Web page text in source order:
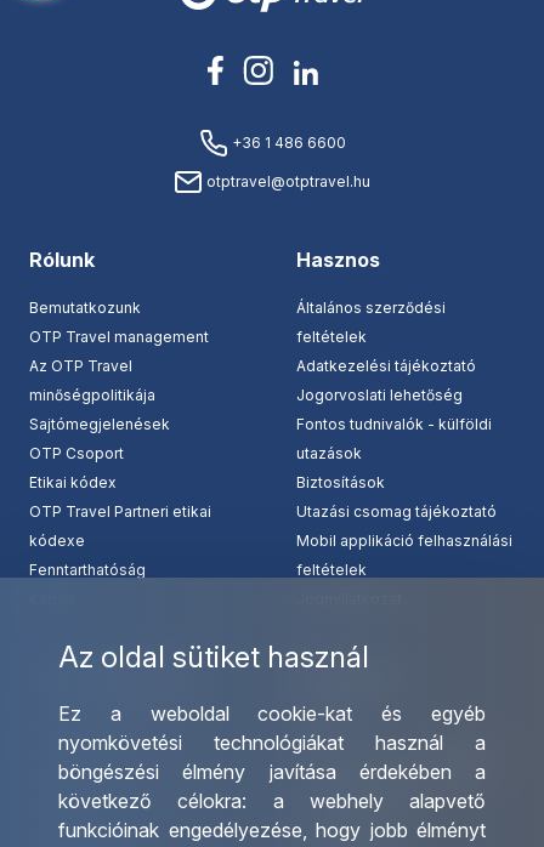
Az oldal sütiket használ
Ez a weboldal cookie-kat és egyéb
nyomkövetési technológiákat használ a
böngészési élmény javítása érdekében a
következő célokra: a webhely alapvető
funkcióinak engedélyezése, hogy jobb élményt
+36 1 486 6600
otptravel@otptravel.hu
Rólunk
Bemutatkozunk
OTP Travel management
Az OTP Travel
minőségpolitikája
Sajtómegjelenések
OTP Csoport
Etikai kódex
OTP Travel Partneri etikai
kódexe
Fenntarthatóság
Hasznos
Általános szerződési
feltételek
Adatkezelési tájékoztató
Jogorvoslati lehetőség
Fontos tudnivalók - külföldi
utazások
Biztosítások
Utazási csomag tájékoztató
Mobil applikáció felhasználási
feltételek
Csoportos utazások
szervezése
Egyéni utak szervezése
Hajóutak
Üzleti utaztatás
Irodáink
Utazásszervező partnereink
Viszonteladó Partnereink
Partnereinknek
Utazási kérdőív